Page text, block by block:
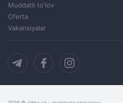
Muddatli to'lov
Oferta
Vakansiyalar